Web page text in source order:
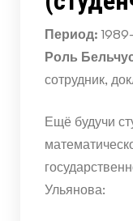
Период:
Роль
сотрудник,
Ещё будучи
Ульянова: